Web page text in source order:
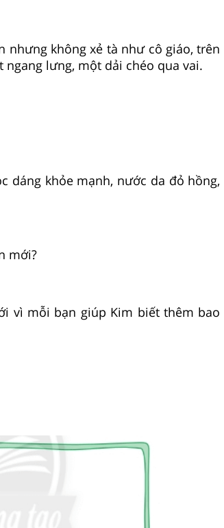
nhưng không xẻ tà như cô giáo, trên
lưng, một dải chéo qua vai.
dáng khỏe mạnh, nước da đỏ hồng,
mới?
vì mỗi bạn giúp Kim biết thêm bao